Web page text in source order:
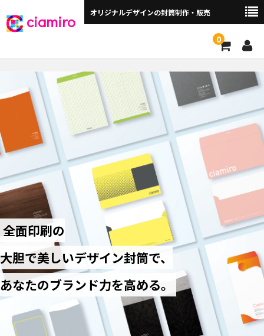
ciamiro オリジナルデザインの封筒制作・販売
0
封筒サイズから探す ▼
角2封筒（240×332mm）
角2窓付（240×332mm）
長3封筒（120×235mm）
長3窓付（120×235mm）
洋長3封筒 （235×120mm）
洋長3窓付（235×120mm）
角3（216×277mm）
長4（90×205mm）
洋2（162×114mm）
再注文（増刷）
全面印刷の
大胆で美しいデザイン封筒で、
あなたのブランド力を高める。